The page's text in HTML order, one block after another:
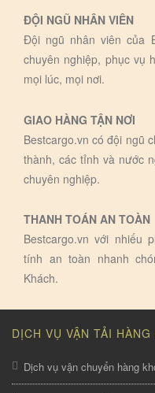
ĐỘI NGŨ NHÂN VIÊN
Đội ngũ nhân viên của
chuyên nghiệp, phục vụ
mọi lúc, mọi nơi.
GIAO HÀNG TẬN NƠI
Bestcargo.vn có đội ngũ
thành, các tỉnh và nước
chuyên nghiệp.
THANH TOÁN AN TOÀN
Bestcargo.vn với nhiếu
tính an toàn nhanh
Khách.
DỊCH VỤ VẬN TẢI HÀNG
Dịch vụ vận chuyển hàng